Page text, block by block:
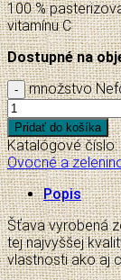
100 %
vitamínu C
Dostupné na
množstvo
Pridať do košíka
Katalógové číslo:
Ovocné a
Popis
Šťava vyrobená
tej najvyššej
vlastnosti ako aj